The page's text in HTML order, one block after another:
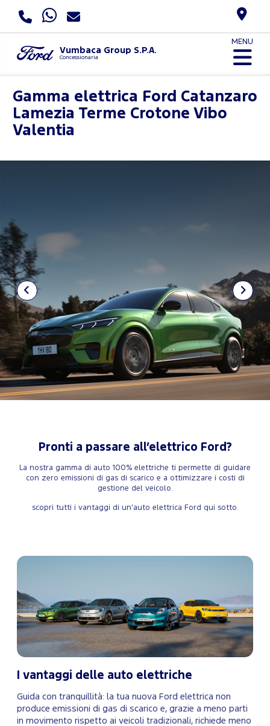
Vumbaca Group S.P.A.
Concessionaria
MENU
Gamma elettrica Ford Catanzaro
Lamezia Terme Crotone Vibo
Valentia
Pronti a passare all’elettrico Ford?
La nostra gamma di auto 100% elettriche ti permette di guidare
con zero emissioni di gas di scarico e a ottimizzare i costi di
gestione del veicolo.
scopri tutti i vantaggi di un’auto elettrica Ford qui sotto.
I vantaggi delle auto elettriche
Guida con tranquillità: la tua nuova Ford elettrica non
produce emissioni di gas di scarico e, grazie a meno parti
in movimento rispetto ai veicoli tradizionali, richiede meno